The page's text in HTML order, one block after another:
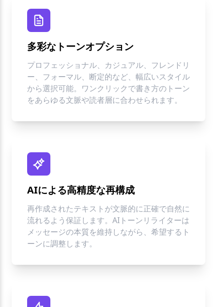
多彩なトーンオプション
プロフェッショナル、カジュアル、フレンドリ
ー、フォーマル、断定的など、幅広いスタイル
から選択可能。ワンクリックで書き方のトーン
をあらゆる文脈や読者層に合わせられます。
AIによる高精度な再構成
再作成されたテキストが文脈的に正確で自然に
流れるよう保証します。AIトーンリライターは
メッセージの本質を維持しながら、希望するト
ーンに調整します。